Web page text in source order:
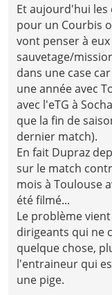
Et aujourd'hui les
pour un Courbis
vont penser à
sauvetage/
dans une case
une année avec
avec l'eTG à
que la fin de
dernier match).
En fait Dupraz
sur le match
mois à Toulouse
été filmé...
Le problème
dirigeants qui ne
quelque chose,
l'entraineur qui
une pige.